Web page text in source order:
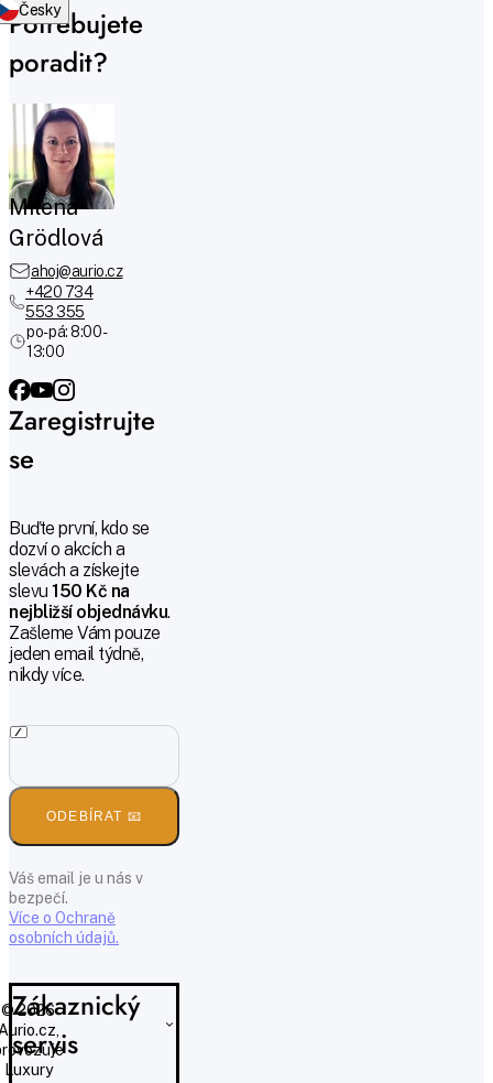
Potřebujete
poradit?
Milena
Grödlová
ahoj@aurio.cz
+420 734
553 355
po-pá: 8:00 -
13:00
Zákaznický
servis
Zaregistrujte
se
Buďte první, kdo se
dozví o akcích a
slevách a získejte
slevu150 Kč na
nejbližší objednávku.
Zašleme Vám pouze
jeden email týdně,
nikdy více.
ODEBÍRAT 📧
Váš email je u nás v
bezpečí.
Více o Ochraně
osobních údajů.
© 2026
Luxury
Česky